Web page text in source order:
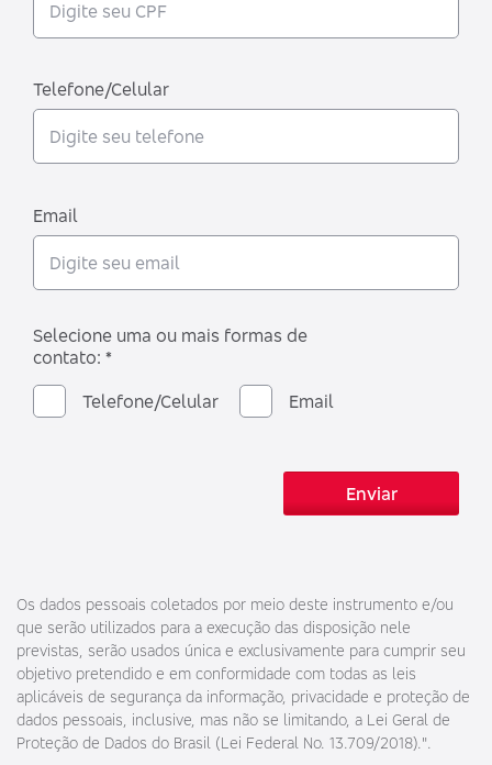
Telefone/Celular
Email
Selecione uma ou mais formas de
contato: *
Telefone/Celular
Email
Enviar
Os dados pessoais coletados por meio deste instrumento e/ou
que serão utilizados para a execução das disposição nele
previstas, serão usados única e exclusivamente para cumprir seu
objetivo pretendido e em conformidade com todas as leis
aplicáveis de segurança da informação, privacidade e proteção de
dados pessoais, inclusive, mas não se limitando, a Lei Geral de
Proteção de Dados do Brasil (Lei Federal No. 13.709/2018).".